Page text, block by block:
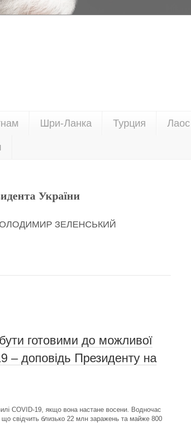
Шри-Ланка Турция Лаос
України
ЗЕЛЕНСЬКИЙ
готовими до можливої
– доповідь Президенту на
COVID-19, якщо вона настане восени. Водночас
що свідчить близько 22 млн заражень та майже 800